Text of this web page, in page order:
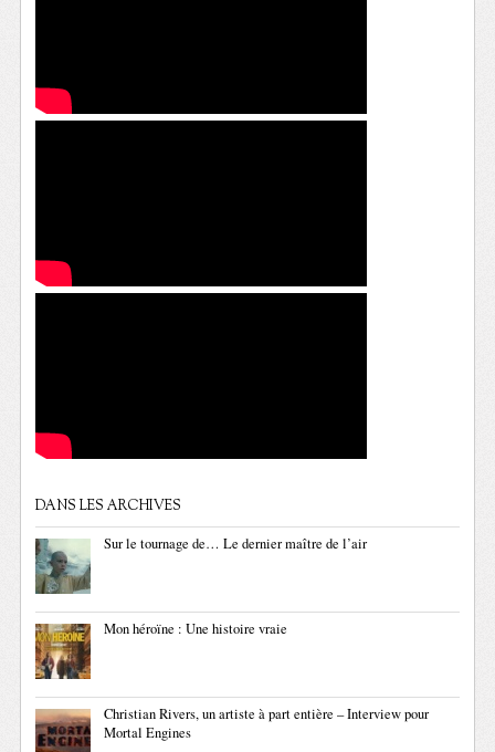
DANS LES ARCHIVES
Sur le tournage de… Le dernier maître de l’air
Mon héroïne : Une histoire vraie
Christian Rivers, un artiste à part entière – Interview pour
Mortal Engines